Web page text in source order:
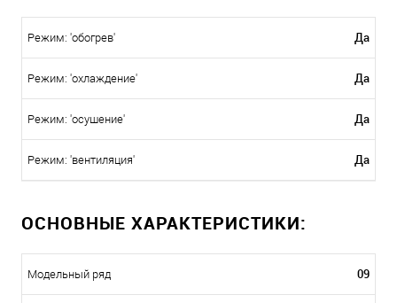
Режим: 'обогрев' Да
Режим: 'охлаждение' Да
Режим: 'осушение' Да
Режим: 'вентиляция' Да
ОСНОВНЫЕ ХАРАКТЕРИСТИКИ:
Модельный ряд 09